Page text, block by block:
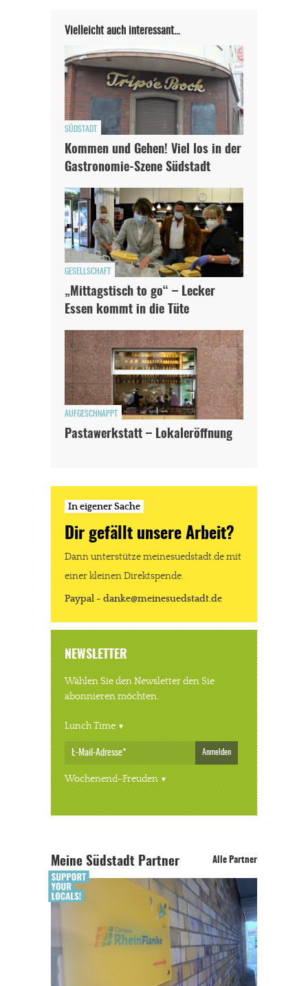
Vielleicht auch interessant…
SÜDSTADT
Kommen und Gehen! Viel los in der
Gastronomie-Szene Südstadt
GESELLSCHAFT
„Mittagstisch to go“ – Lecker
Essen kommt in die Tüte
AUFGESCHNAPPT
Pastawerkstatt – Lokaleröffnung
In eigener Sache
Dir gefällt unsere Arbeit?
Dann unterstütze meinesuedstadt.de mit
einer kleinen Direktspende.
Paypal - danke@meinesuedstadt.de
NEWSLETTER
Wählen Sie den Newsletter den Sie
abonnieren möchten.
Lunch Time
Anmelden
Wochenend-Freuden
Meine Südstadt Partner Alle Partner